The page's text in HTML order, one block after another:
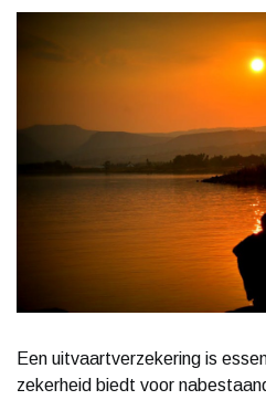
Een uitvaartverzekering is
zekerheid biedt voor